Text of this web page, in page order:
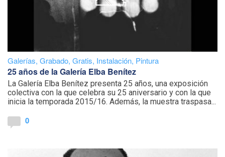
Galerías, Grabado, Gratis, Instalación, Pintura
25 años de la Galería Elba Benítez
La Galería Elba Benítez presenta 25 años, una exposición
colectiva con la que celebra su 25 aniversario y con la que
inicia la temporada 2015/16. Además, la muestra traspasa...
0